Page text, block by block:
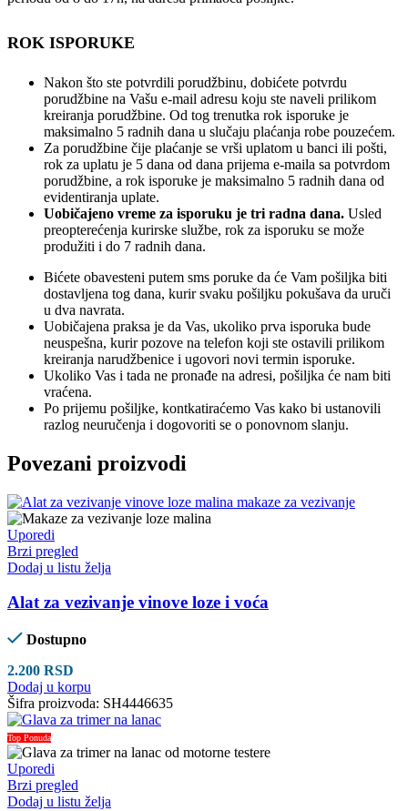
ROK ISPORUKE
Nakon što ste potvrdili porudžbinu, dobićete potvrdu
porudžbine na Vašu e-mail adresu koju ste naveli prilikom
kreiranja porudžbine. Od tog trenutka rok isporuke je
maksimalno 5 radnih dana u slučaju plaćanja robe pouzećem.
Za porudžbine čije plaćanje se vrši uplatom u banci ili pošti,
rok za uplatu je 5 dana od dana prijema e-maila sa potvrdom
porudžbine, a rok isporuke je maksimalno 5 radnih dana od
evidentiranja uplate.
Uobičajeno vreme za isporuku je tri radna dana. Usled
preopterećenja kurirske službe, rok za isporuku se može
produžiti i do 7 radnih dana.
Bićete obavesteni putem sms poruke da će Vam pošiljka biti
dostavljena tog dana, kurir svaku pošiljku pokušava da uruči
u dva navrata.
Uobičajena praksa je da Vas, ukoliko prva isporuka bude
neuspešna, kurir pozove na telefon koji ste ostavili prilikom
kreiranja narudžbenice i ugovori novi termin isporuke.
Ukoliko Vas i tada ne pronađe na adresi, pošiljka će nam biti
vraćena.
Po prijemu pošiljke, kontkatiraćemo Vas kako bi ustanovili
razlog neuručenja i dogovoriti se o ponovnom slanju.
Povezani proizvodi
Uporedi
Brzi pregled
Dodaj u listu želja
Alat za vezivanje vinove loze i voća
Dostupno
2.200 RSD
Dodaj u korpu
Šifra proizvoda: SH4446635
Top Ponuda
Uporedi
Brzi pregled
Dodaj u listu želja